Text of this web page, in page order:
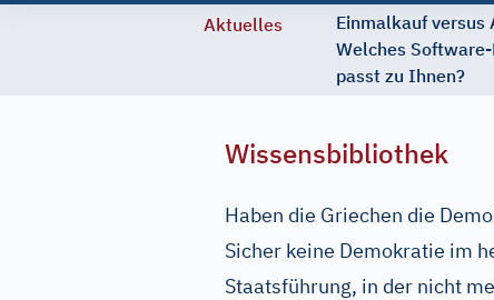
Aktuelles
Einmalkauf versus
Welches
passt zu Ihnen?
Wissensbibliothek
Haben die Griechen die
Sicher keine Demokratie im
Staatsführung, in der nicht